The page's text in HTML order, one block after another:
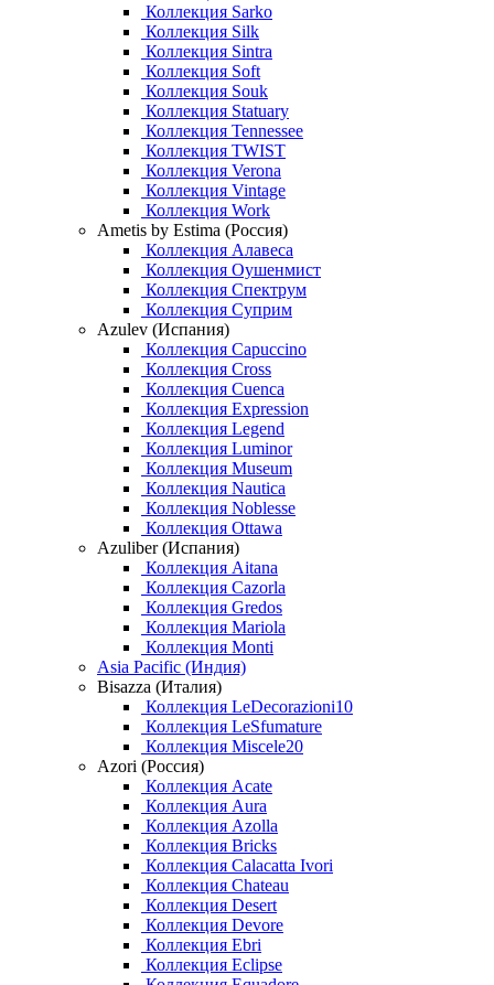
Коллекция Sarko
Коллекция Silk
Коллекция Sintra
Коллекция Soft
Коллекция Souk
Коллекция Statuary
Коллекция Tennessee
Коллекция TWIST
Коллекция Verona
Коллекция Vintage
Коллекция Work
Ametis by Estima (Россия)
Коллекция Алавеса
Коллекция Оушенмист
Коллекция Спектрум
Коллекция Суприм
Azulev (Испания)
Коллекция Capuccino
Коллекция Cross
Коллекция Cuenca
Коллекция Expression
Коллекция Legend
Коллекция Luminor
Коллекция Museum
Коллекция Nautica
Коллекция Noblesse
Коллекция Ottawa
Azuliber (Испания)
Коллекция Aitana
Коллекция Cazorla
Коллекция Gredos
Коллекция Mariola
Коллекция Monti
Asia Pacific (Индия)
Bisazza (Италия)
Коллекция LeDecorazioni10
Коллекция LeSfumature
Коллекция Miscele20
Azori (Россия)
Коллекция Acate
Коллекция Aura
Коллекция Azolla
Коллекция Bricks
Коллекция Calacatta Ivori
Коллекция Chateau
Коллекция Desert
Коллекция Devore
Коллекция Ebri
Коллекция Eclipse